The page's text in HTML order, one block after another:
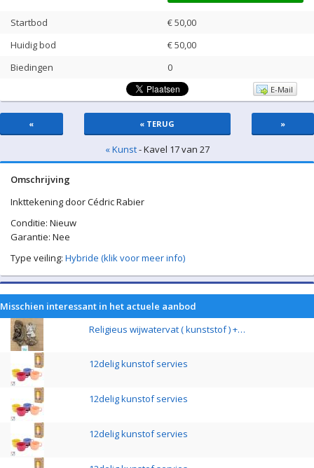
Startbod
€ 50,00
Huidig bod
€50,00
Biedingen
0
E-Mail
« « TERUG »
« Kunst- Kavel 17 van 27
Omschrijving
Inkttekening door Cédric Rabier
Conditie: Nieuw
Garantie: Nee
Type veiling: Hybride (klik voor meer info)
Misschien interessant in het actuele aanbod
Religieus wijwatervat ( kunststof ) +…
12delig kunstof servies
12delig kunstof servies
12delig kunstof servies